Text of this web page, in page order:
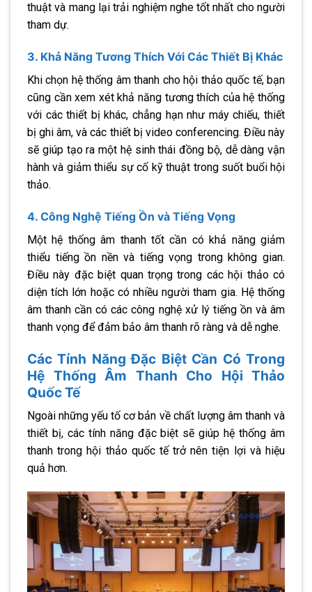
thuật và mang lại trải nghiệm nghe tốt nhất cho người
tham dự.
3. Khả Năng Tương Thích Với Các Thiết Bị Khác
Khi chọn hệ thống âm thanh cho hội thảo quốc tế, bạn
cũng cần xem xét khả năng tương thích của hệ thống
với các thiết bị khác, chẳng hạn như máy chiếu, thiết
bị ghi âm, và các thiết bị video conferencing. Điều này
sẽ giúp tạo ra một hệ sinh thái đồng bộ, dễ dàng vận
hành và giảm thiểu sự cố kỹ thuật trong suốt buổi hội
thảo.
4. Công Nghệ Tiếng Ồn và Tiếng Vọng
Một hệ thống âm thanh tốt cần có khả năng giảm
thiểu tiếng ồn nền và tiếng vọng trong không gian.
Điều này đặc biệt quan trọng trong các hội thảo có
diện tích lớn hoặc có nhiều người tham gia. Hệ thống
âm thanh cần có các công nghệ xử lý tiếng ồn và âm
thanh vọng để đảm bảo âm thanh rõ ràng và dễ nghe.
Các Tính Năng Đặc Biệt Cần Có Trong
Hệ Thống Âm Thanh Cho Hội Thảo
Quốc Tế
Ngoài những yếu tố cơ bản về chất lượng âm thanh và
thiết bị, các tính năng đặc biệt sẽ giúp hệ thống âm
thanh trong hội thảo quốc tế trở nên tiện lợi và hiệu
quả hơn.